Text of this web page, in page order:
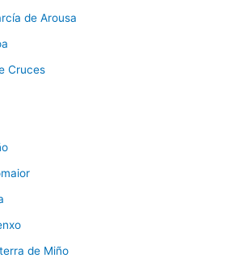
de Arousa
Cruces
de Miño